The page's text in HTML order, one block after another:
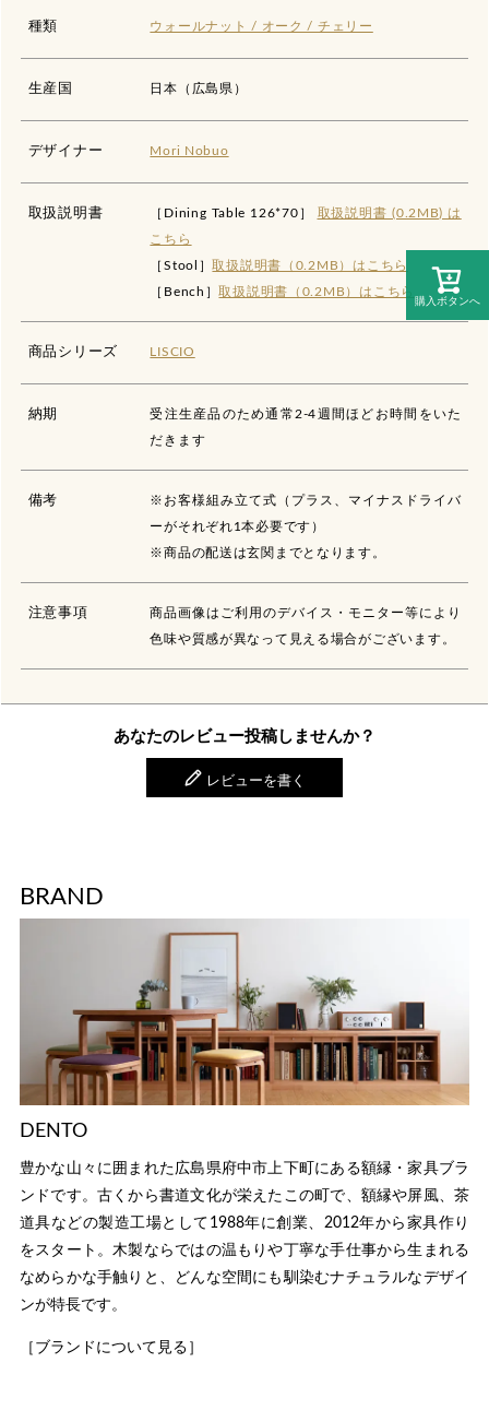
購入ボタンへ
種類 ウォールナット / オーク / チェリー
生産国 日本（広島県）
デザイナー Mori Nobuo
取扱説明書 ［Dining Table 126*70］ 取扱説明書 (0.2MB) は
こちら
［Stool］取扱説明書（0.2MB）はこちら
［Bench］取扱説明書（0.2MB）はこちら
商品シリーズ LISCIO
納期
受注生産品のため通常2-4週間ほどお時間をいた
だきます
備考
※お客様組み立て式（プラス、マイナスドライバ
ーがそれぞれ1本必要です）
※商品の配送は玄関までとなります。
注意事項
商品画像はご利用のデバイス・モニター等により
色味や質感が異なって見える場合がございます。
あなたのレビュー投稿しませんか？
レビューを書く
BRAND
DENTO
豊かな山々に囲まれた広島県府中市上下町にある額縁・家具ブラ
ンドです。古くから書道文化が栄えたこの町で、額縁や屏風、茶
道具などの製造工場として1988年に創業、2012年から家具作り
をスタート。木製ならではの温もりや丁寧な手仕事から生まれる
なめらかな手触りと、どんな空間にも馴染むナチュラルなデザイ
ンが特長です。
［ブランドについて見る］